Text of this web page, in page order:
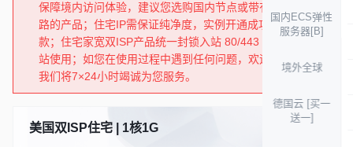
国内ECS弹性
服务器[B]
境外全球
德国云 [买一
送一]
保障境内访问体验，建议您选购国内节点或带有境内优化线
路的产品；住宅IP需保证纯净度，实例开通成功后不支持退
款；住宅家宽双ISP产品统一封锁入站 80/443 端口禁止建
站使用；如您在使用过程中遇到任何问题，欢迎提交工单，
我们将7×24小时竭诚为您服务。
美国双ISP住宅 | 1核1G